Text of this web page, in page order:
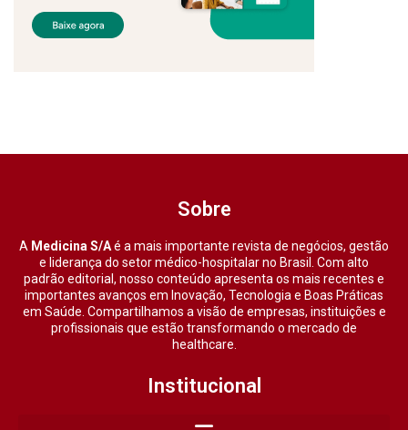
Sobre
A Medicina S/Aé a mais importante revista de negócios, gestão
e liderança do setor médico-hospitalar no Brasil. Com alto
padrão editorial, nosso conteúdo apresenta os mais recentes e
importantes avanços em Inovação, Tecnologia e Boas Práticas
em Saúde. Compartilhamos a visão de empresas, instituições e
profissionais que estão transformando o mercado de
healthcare.
Institucional